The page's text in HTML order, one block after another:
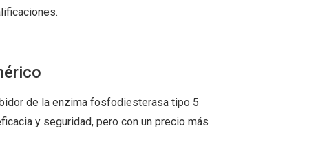
de la enzima fosfodiesterasa tipo 5
y seguridad, pero con un precio más